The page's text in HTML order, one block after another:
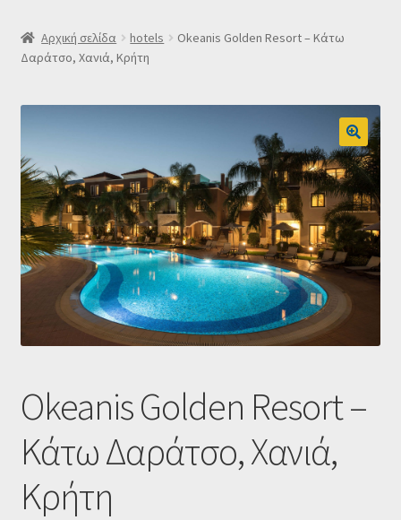
SLIDER
Επιβεβαίωση εγγραφής στο Newsletter του Dealistas.gr
Επικοινωνία
Καλάθι
Κατάστημα
Ταμείο
HOME
Αρχική σελίδα hotels
Okeanis Golden Resort – Κάτω
Δαράτσο, Χανιά, Κρήτη
Okeanis Golden Resort –
Κάτω Δαράτσο, Χανιά,
Κρήτη